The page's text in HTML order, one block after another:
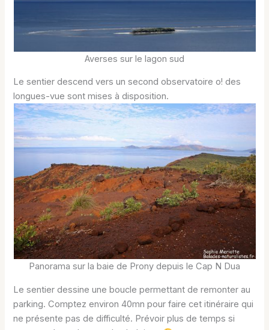
Averses sur le lagon sud
Le sentier descend vers un second observatoire o! des
longues-vue sont mises à disposition.
Panorama sur la baie de Prony depuis le Cap N Dua
Le sentier dessine une boucle permettant de remonter au
parking. Comptez environ 40mn pour faire cet itinéraire qui
ne présente pas de difficulté. Prévoir plus de temps si